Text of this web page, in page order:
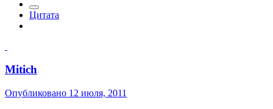
Цитата
Mitich
Опубликовано 12 июля, 2011